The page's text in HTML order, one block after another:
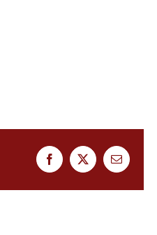
FacebookTwitterEmail